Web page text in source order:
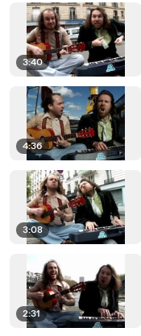
3:40
4:36
3:08
2:31